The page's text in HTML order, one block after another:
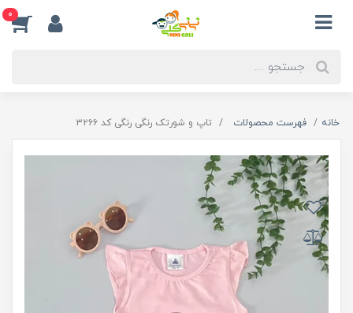
0
خانه فهرست محصولات تاپ و شورتک رنگی رنگی کد ۳۲۶۶